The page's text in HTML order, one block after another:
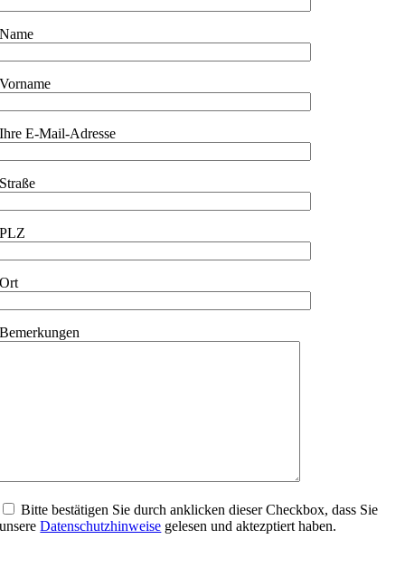
Name
Vorname
Ihre E-Mail-Adresse
Straße
PLZ
Ort
Bemerkungen
Bitte bestätigen Sie durch anklicken dieser Checkbox, dass Sie
unsereDatenschutzhinweise gelesen und aktezptiert haben.